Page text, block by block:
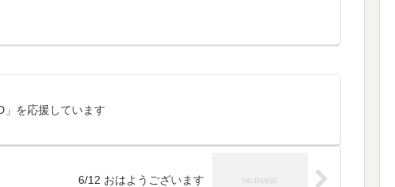
」を応援しています
6/12 おはようございます